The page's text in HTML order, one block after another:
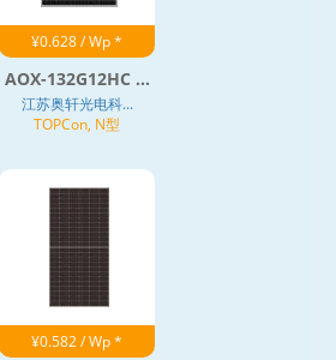
¥0.628 / Wp *
AOX-132G12HC ...
江苏奥轩光电科...
TOPCon, N型
¥0.582 / Wp *